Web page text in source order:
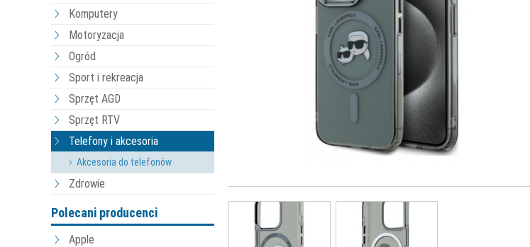
Komputery
Motoryzacja
Ogród
Sport i rekreacja
Sprzęt AGD
Sprzęt RTV
Telefony i akcesoria
Akcesoria do telefonów
Zdrowie
Polecani producenci
Apple